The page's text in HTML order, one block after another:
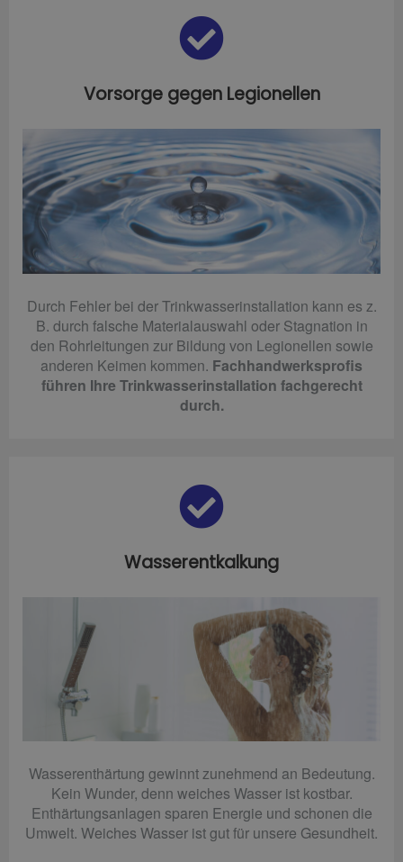
Vorsorge gegen Legionellen
Durch Fehler bei der Trinkwasserinstallation kann es z.
B. durch falsche Materialauswahl oder Stagnation in
den Rohrleitungen zur Bildung von Legionellen sowie
anderen Keimen kommen. Fachhandwerksprofis
führen Ihre Trinkwasserinstallation fachgerecht
durch.
Wasserentkalkung
Wasserenthärtung gewinnt zunehmend an Bedeutung.
Kein Wunder, denn weiches Wasser ist kostbar.
Enthärtungsanlagen sparen Energie und schonen die
Umwelt. Weiches Wasser ist gut für unsere Gesundheit.